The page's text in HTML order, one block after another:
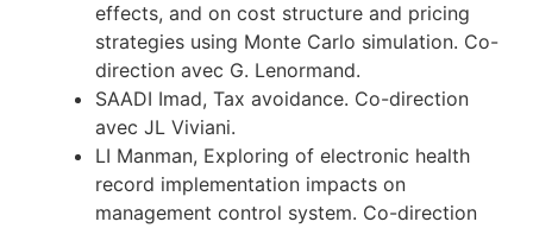
effects, and on cost structure and pricing
strategies using Monte Carlo simulation. Co-
direction avec G. Lenormand.
SAADI Imad, Tax avoidance. Co-direction
avec JL Viviani.
LI Manman, Exploring of electronic health
record implementation impacts on
management control system. Co-direction